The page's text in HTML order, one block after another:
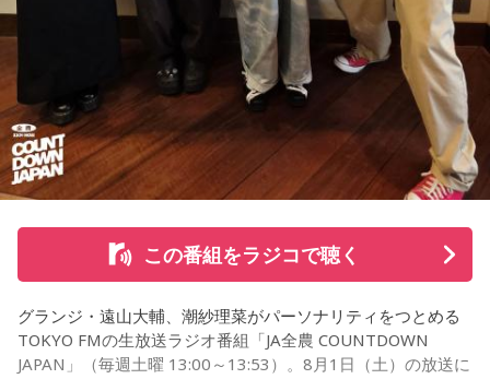
「優柔不断な性格のせいで、こんな事が…」
あなたの人生相談を送ってください。その相談を受け、中島
健人が遊戯王の話をします。
※ メールの件名は「決闘」でお願いします。
◎「中島健人イメージランキング」
街の人に調査したら、中島健人が1位にランクインしそうな
「ランキングのタイトルだけ」を送ってきてください。
＜例＞
・家の照明、指パッチンで消してそうランキング
この番組をラジコで聴く
グランジ・遠山大輔、潮紗理菜がパーソナリティをつとめる
TOKYO FMの生放送ラジオ番組「JA全農 COUNTDOWN
JAPAN」（毎週土曜 13:00～13:53）。8月1日（土）の放送に